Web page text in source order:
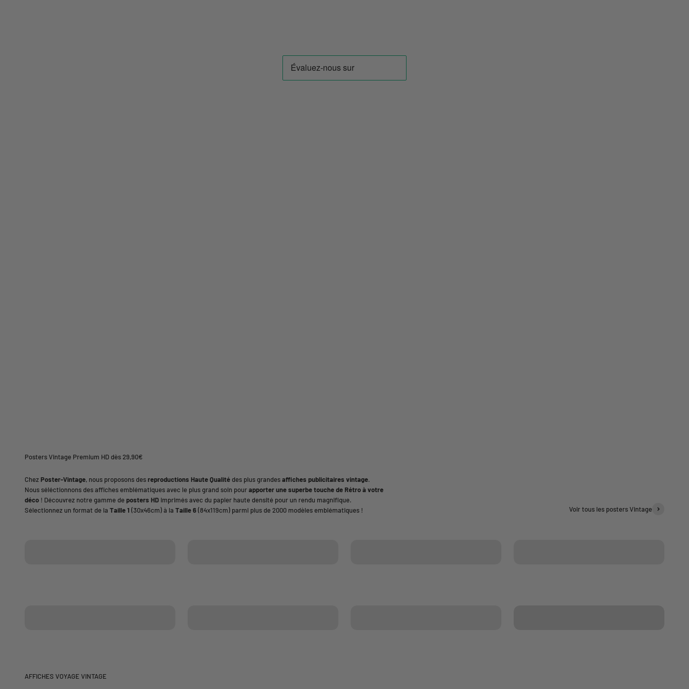
ChezPoster-Vintage, nous proposons desreproductions Haute Qualité des plus grandesaffiches publicitaires vintage.
Nous séléctionnons des affiches emblématiques avec le plus grand soin pourapporter une superbe touche de Rétro à votre
déco ! Découvrez notre gamme deposters HD imprimés avec du papier haute densité pour un rendu magnifique.
Sélectionnez un format de la Taille 1 (30x46cm) à la Taille 6(84x119cm) parmi plus de 2000 modèles emblématiques ! Voir tous les posters Vintage